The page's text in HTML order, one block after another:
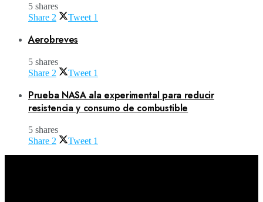
5 shares
Share 2 Tweet 1
Aerobreves
5 shares
Share 2 Tweet 1
Prueba NASA ala experimental para reducir
resistencia y consumo de combustible
5 shares
Share 2 Tweet 1